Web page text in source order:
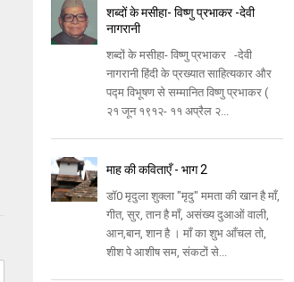
शब्दों के मसीहा- विष्णु प्रभाकर -देवी
नागरानी
शब्दों के मसीहा- विष्णु प्रभाकर -देवी
नागरानी हिंदी के प्रख्यात साहित्यकार और
पद्म विभूषण से सम्मानित विष्णु प्रभाकर (
२१ जून १९१२- ११ अप्रैल २...
माह की कविताएँ - भाग 2
डॉ0 मृदुला शुक्ला "मृदु" ममता की खान है माँ,
गीत, सुर, तान है माँ, असंख्य दुआओं वाली,
आन,बान, शान है । माँ का शुभ आँचल तो,
शीश पे आशीष सम, संकटों से...